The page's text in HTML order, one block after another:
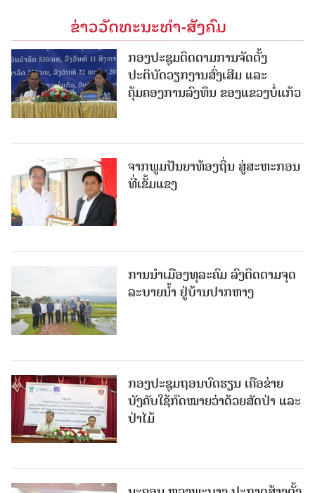
ຂ່າວວັດທະນະທຳ-ສັງຄົມ
ກອງປະຊຸມຕິດຕາມການຈັດຕັ້ງ
ປະຕິບັດວຽກງານສົ່ງເສີມ ແລະ
ຄຸ້ມຄອງການລົງທຶນ ຂອງແຂວງບໍ່ແກ້ວ
ຈາກພູມປັນຍາທ້ອງຖິ່ນ ສູ່ສະຫະກອນ
ທີ່ເຂັ້ມແຂງ
ການນໍາເມືອງທຸລະຄົມ ລົງຕິດຕາມຈຸດ
ລະບາຍນໍ້າ ຢູ່ບ້ານປາກຫາງ
ກອງປະຊຸມຖອນບົດຮຽນ ເຄືອຂ່າຍ
ບັງຄັບໃຊ້ກົດໝາຍວ່າດ້ວຍສັດປ່າ ແລະ
ປ່າໄມ້